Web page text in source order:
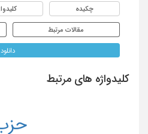
چکیده
مقالات مرتبط
دانلود
کلیدواژه های مرتبط